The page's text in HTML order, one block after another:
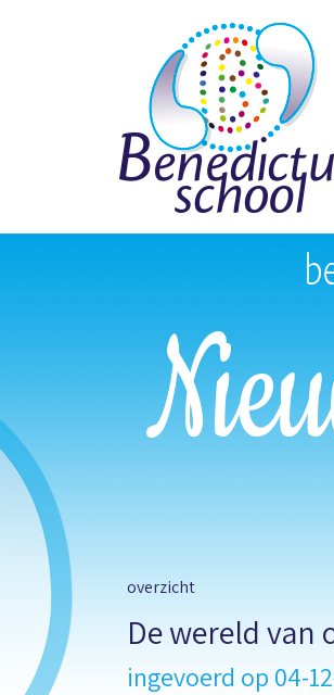
overzicht
De wereld
ingevoerd op 04-